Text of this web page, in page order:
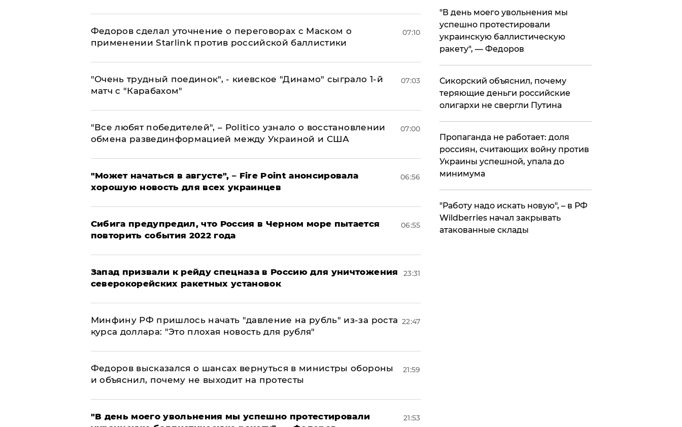
Федоров сделал уточнение о переговорах с Маском о
применении Starlink против российской баллистики
07:10
"Очень трудный поединок", - киевское "Динамо" сыграло 1-й
матч с "Карабахом"
07:03
​"Все любят победителей", – Politico узнало о восстановлении
обмена развединформацией между Украиной и США
07:00
"Может начаться в августе", – Fire Point анонсировала
хорошую новость для всех украинцев
06:56
Сибига предупредил, что Россия в Черном море пытается
повторить события 2022 года
06:55
Запад призвали к рейду спецназа в Россию для уничтожения
северокорейских ракетных установок
23:31
Минфину РФ пришлось начать "давление на рубль" из-за роста
курса доллара: "Это плохая новость для рубля"
22:47
Федоров высказался о шансах вернуться в министры обороны
и объяснил, почему не выходит на протесты
21:59
​"В день моего увольнения мы успешно протестировали
21:53
​"В день моего увольнения мы
успешно протестировали
украинскую баллистическую
ракету", — Федоров
Сикорский объяснил, почему
теряющие деньги российские
олигархи не свергли Путина
​Пропаганда не работает: доля
россиян, считающих войну против
Украины успешной, упала до
минимума
"Работу надо искать новую", – в РФ
Wildberries начал закрывать
атакованные склады